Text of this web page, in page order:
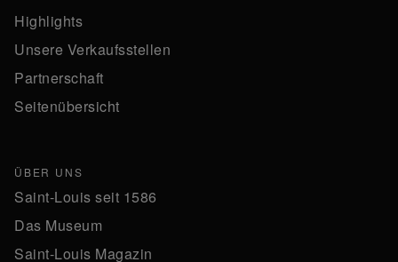
Highlights
Unsere Verkaufsstellen
Partnerschaft
Seitenübersicht
ÜBER UNS
Saint-Louis seit 1586
Das Museum
Saint-Louis Magazin